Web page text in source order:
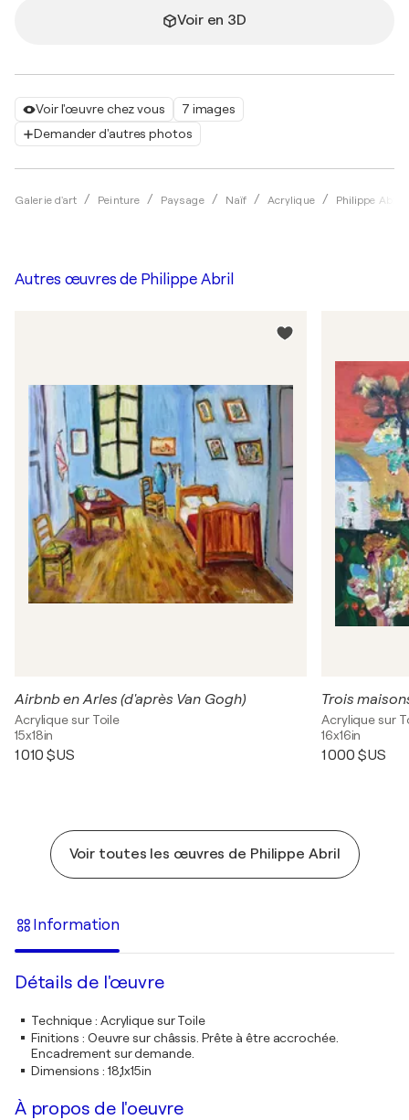
Voir l'œuvre chez vous
7 images
Demander d'autres photos
Galerie d'art Peinture Paysage Naïf Acrylique Philippe Abril
Voir en 3D
Autres œuvres de Philippe Abril
Airbnb en Arles (d'après Van Gogh)
Acrylique sur Toile
15x18in
1 010 $US
Trois
Acrylique sur
16x16in
1 000 $US
Voir toutes les œuvres de Philippe Abril
Information
Détails de l'œuvre
Technique: Acrylique sur Toile
Finitions : Oeuvre sur châssis. Prête à être accrochée.
Encadrement sur demande.
Dimensions : 18,1x15in
À propos de l'oeuvre